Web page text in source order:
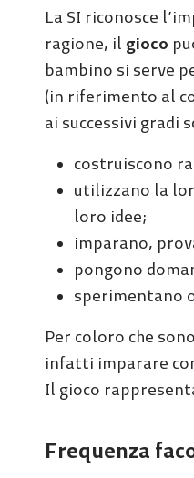
La SI riconosce
ragione, il gioco
bambino si serve
(in riferimento al
ai successivi gradi
costruiscono
utilizzano la
loro idee;
imparano,
pongono
sperimentano
Per coloro che
infatti imparare
Il gioco
Frequenza